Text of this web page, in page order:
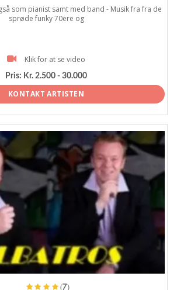
som pianist samt med band - Musik fra fra de
sprøde funky 70ere og
Klik for at se video
Pris: Kr. 2.500 - 30.000
KONTAKT ARTISTEN
(7)